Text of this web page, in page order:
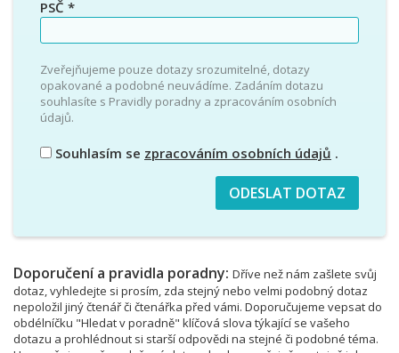
PSČ *
Zveřejňujeme pouze dotazy srozumitelné, dotazy
opakované a podobné neuvádíme. Zadáním dotazu
souhlasíte s Pravidly poradny a zpracováním osobních
údajů.
Souhlasím se zpracováním osobních údajů .
Doporučení a pravidla poradny: Dříve než nám zašlete svůj
dotaz, vyhledejte si prosím, zda stejný nebo velmi podobný dotaz
nepoložil jiný čtenář či čtenářka před vámi. Doporučujeme vepsat do
obdélníčku "Hledat v poradně" klíčová slova týkající se vašeho
dotazu a prohlédnout si starší odpovědi na stejné či podobné téma.